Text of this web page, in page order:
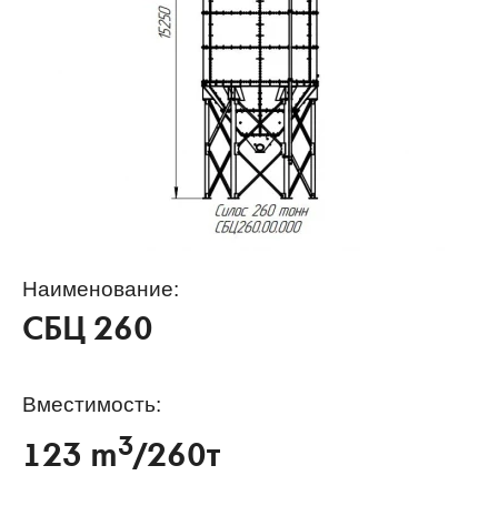
Наименование:
СБЦ 260
Вместимость:
123 m3/260т